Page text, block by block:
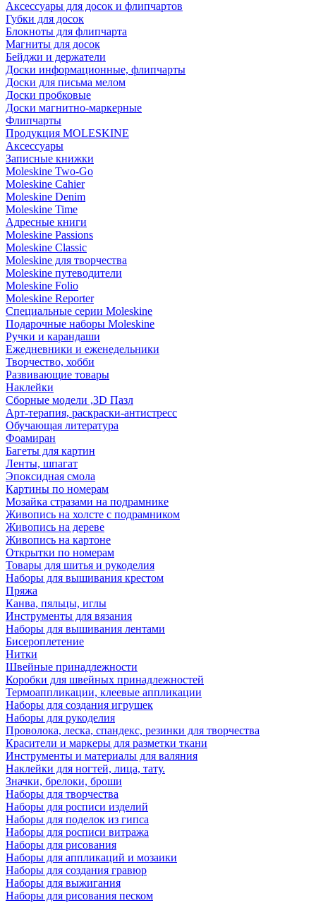
Аксессуары для досок и флипчартов
Губки для досок
Блокноты для флипчарта
Магниты для досок
Бейджи и держатели
Доски информационные, флипчарты
Доски для письма мелом
Доски пробковые
Доски магнитно-маркерные
Флипчарты
Продукция MOLESKINE
Аксессуары
Записные книжки
Moleskine Two-Go
Moleskine Cahier
Moleskine Denim
Moleskine Time
Адресные книги
Moleskine Passions
Moleskine Classic
Moleskine для творчества
Moleskine путеводители
Moleskine Folio
Moleskine Reporter
Специальные серии Moleskine
Подарочные наборы Moleskine
Ручки и карандаши
Ежедневники и еженедельники
Творчество, хобби
Развивающие товары
Наклейки
Сборные модели ,3D Пазл
Арт-терапия, раскраски-антистресс
Обучающая литература
Фоамиран
Багеты для картин
Ленты, шпагат
Эпоксидная смола
Картины по номерам
Мозайка стразами на подрамнике
Живопись на холсте с подрамником
Живопись на дереве
Живопись на картоне
Открытки по номерам
Товары для шитья и рукоделия
Наборы для вышивания крестом
Пряжа
Канва, пяльцы, иглы
Инструменты для вязания
Наборы для вышивания лентами
Бисероплетение
Нитки
Швейные принадлежности
Коробки для швейных принадлежностей
Термоаппликации, клеевые аппликации
Наборы для создания игрушек
Наборы для рукоделия
Проволока, леска, спандекс, резинки для творчества
Красители и маркеры для разметки ткани
Инструменты и материалы для валяния
Наклейки для ногтей, лица, тату.
Значки, брелоки, броши
Наборы для творчества
Наборы для росписи изделий
Наборы для поделок из гипса
Наборы для росписи витража
Наборы для рисования
Наборы для аппликаций и мозаики
Наборы для создания гравюр
Наборы для выжигания
Наборы для рисования песком